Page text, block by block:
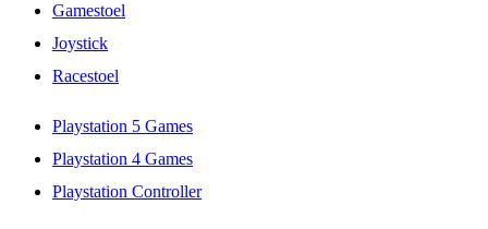
Gamestoel
Joystick
Racestoel
Playstation 5 Games
Playstation 4 Games
Playstation Controller